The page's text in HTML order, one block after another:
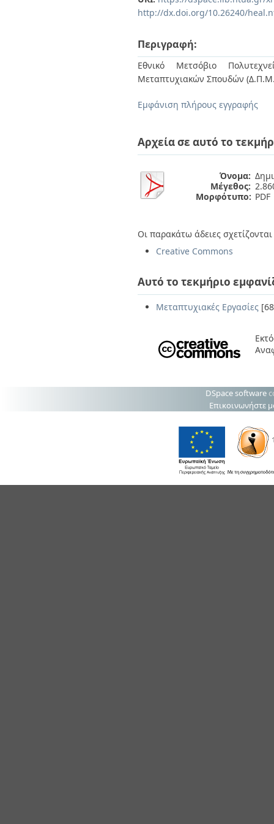
http://dx.doi.org/10.26240/
Περιγραφή:
Εθνικό Μετσόβιο
Μεταπτυχιακών Σπουδών
Εμφάνιση πλήρους εγγραφής
Αρχεία σε αυτό το
Όνομα:
Μέγεθος:
Μορφότυπο: PDF
Οι παρακάτω άδειες
Creative Commons
Αυτό το τεκμήριο
Μεταπτυχιακές Εργασίες
DSpace software
Επικοινωνήστε